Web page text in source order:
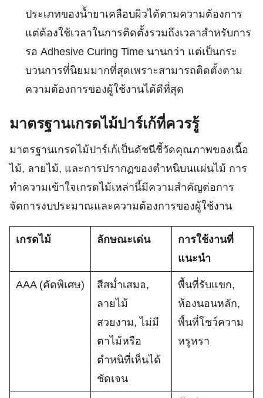
Search
ประเภทของน้ำยาเคลือบผิวได้ตามความต้องการ
แต่ต้องใช้เวลาในการติดตั้งรวมถึงเวลาสำหรับการ
รอ Adhesive Curing Time นานกว่า แต่เป็นกระ
บวนการที่นิยมมากที่สุดเพราะสามารถติดตั้งตาม
ความต้องการของผู้ใช้งานได้ดีที่สุด
มาตรฐานเกรดไม้ปาร์เก้ที่ควรรู้
มาตรฐานเกรดไม้ปาร์เก้เป็นดัชนีชี้วัดคุณภาพของเนื้อ
ไม้, ลายไม้, และการปรากฏของตำหนิบนแผ่นไม้ การ
ทำความเข้าใจเกรดไม้เหล่านี้มีความสำคัญต่อการ
จัดการงบประมาณและความต้องการของผู้ใช้งาน
เกรดไม้ ลักษณะเด่น
การใช้งานที่
แนะนำ
AAA (คัดพิเศษ)
สีสม่ำเสมอ,
ลายไม้
สวยงาม, ไม่มี
ตาไม้หรือ
ตำหนิที่เห็นได้
ชัดเจน
พื้นที่รับแขก,
ห้องนอนหลัก,
พื้นที่โชว์ความ
หรูหรา